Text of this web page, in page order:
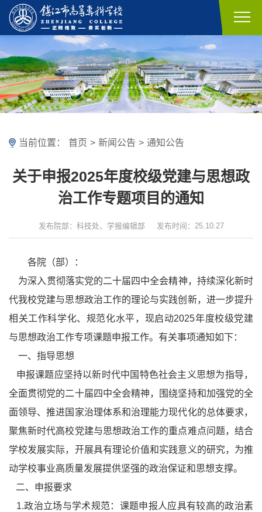
当前位置： 首页 > 新闻公告 > 通知公告
关于申报2025年度校级党建与思想政
治工作专题项目的通知
发布院部：科技处、学报编辑部 发布时间：25.10.27
各院（部）：
为深入贯彻落实党的二十届四中全会精神，持续深化新时
代我校党建与思想政治工作的理论与实践创新，进一步提升
相关工作科学化、规范化水平，现启动2025年度校级党建
与思想政治工作专项课题申报工作。有关事项通知如下：
一、指导思想
申报课题应坚持以新时代中国特色社会主义思想为指导，
全面贯彻党的二十届四中全会精神，围绕坚持和加强党的全
面领导、推进国家治理体系和治理能力现代化的总体要求，
聚焦新时代高校党建与思想政治工作的重点难点问题，结合
学校发展实际，开展具有理论价值和实践意义的研究，为推
动学校事业高质量发展提供坚强的政治保证和思想支撑。
二、申报要求
1.政治立场与学术规范：课题申报人应具有较高的政治素